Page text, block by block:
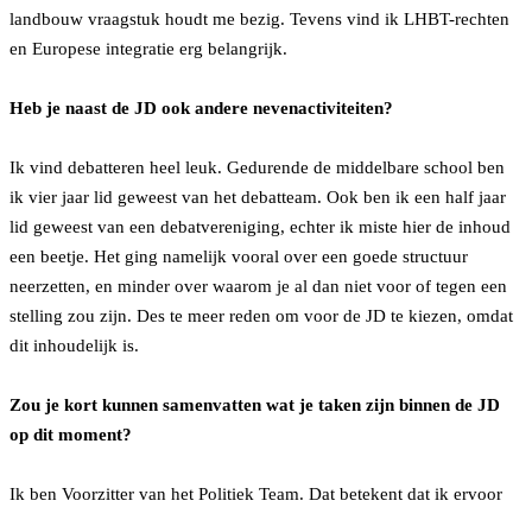
landbouw vraagstuk houdt me bezig. Tevens vind ik LHBT-rechten
en Europese integratie erg belangrijk.
Heb je naast de JD ook andere nevenactiviteiten?
Ik vind debatteren heel leuk. Gedurende de middelbare school ben
ik vier jaar lid geweest van het debatteam. Ook ben ik een half jaar
lid geweest van een debatvereniging, echter ik miste hier de inhoud
een beetje. Het ging namelijk vooral over een goede structuur
neerzetten, en minder over waarom je al dan niet voor of tegen een
stelling zou zijn. Des te meer reden om voor de JD te kiezen, omdat
dit inhoudelijk is.
Zou je kort kunnen samenvatten wat je taken zijn binnen de JD
op dit moment?
Ik ben Voorzitter van het Politiek Team. Dat betekent dat ik ervoor